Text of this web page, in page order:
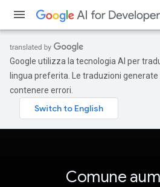
Google utilizza la tecnologia AI per
lingua preferita. Le traduzioni
contenere errori.
Comune